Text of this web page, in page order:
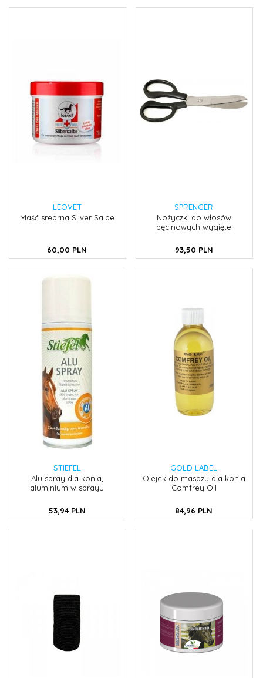
LEOVET
Maść srebrna Silver Salbe
60,00 PLN
SPRENGER
Nożyczki do włosów
pęcinowych wygięte
93,50 PLN
STIEFEL
Alu spray dla konia,
aluminium w sprayu
53,94 PLN
GOLD LABEL
Olejek do masażu dla konia
Comfrey Oil
84,96 PLN